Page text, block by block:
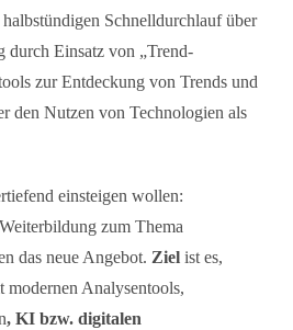
Schnelldurchlauf über
Einsatz von „Trend-
zur Entdeckung von Trends und
den Nutzen von Technologien als
einsteigen wollen:
zum Thema
das neue Angebot. Zielist es,
modernen Analysentools,
, KI bzw. digitalen